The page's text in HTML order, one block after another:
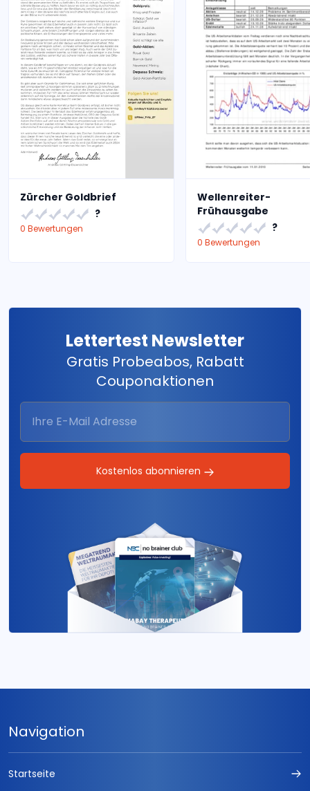
Zürcher Goldbrief
?
0 Bewertungen
Wellenreiter-
Frühausgabe
?
0 Bewertungen
Lettertest Newsletter
Gratis Probeabos, Rabatt
Couponaktionen
Kostenlos abonnieren
Navigation
Startseite